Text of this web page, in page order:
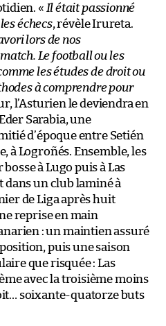
« Il était passionné
échecs, révèle Irureta.
lors de nos
Le football ou les
les études de droit ou
à comprendre pour
l’Asturien le deviendra en
Sarabia, une
d’époque entre Setién
à Logroñés. Ensemble, les
à Lugo puis à Las
dans un club laminé à
de Liga après huit
reprise en main
: un maintien assuré
puis une saison
que risquée : Las
avec la troisième moins
soixante-quatorze buts